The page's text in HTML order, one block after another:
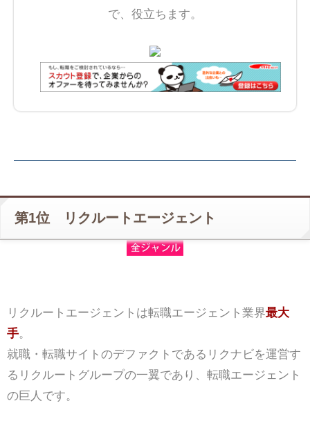
で、役立ちます。
第1位 リクルートエージェント
リクルートエージェントは転職エージェント業界最大
手。
就職・転職サイトのデファクトであるリクナビを運営す
るリクルートグループの一翼であり、転職エージェント
の巨人です。